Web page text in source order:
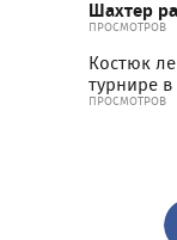
Шахтер
ПРОСМОТРОВ
Костюк
турнире
ПРОСМОТРОВ